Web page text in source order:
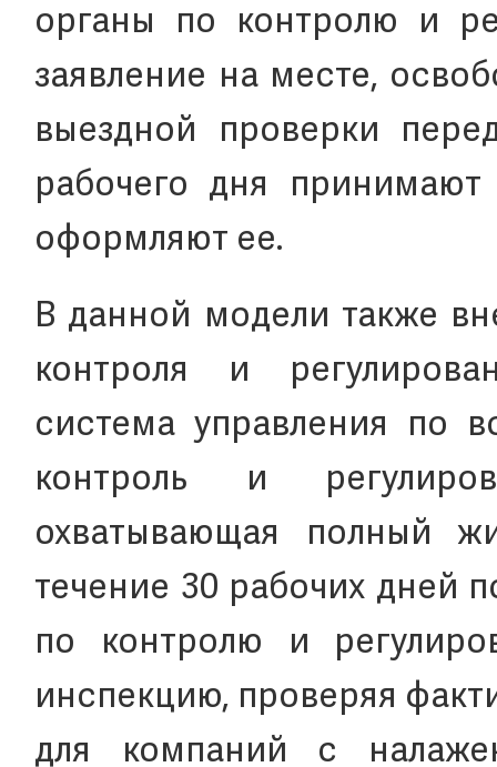
органы по контролю и
заявление на месте,
выездной проверки
рабочего дня
оформляют ее.
В данной модели также
контроля и
система управления по
контроль и
охватывающая полный
течение 30 рабочих дней
по контролю и
инспекцию, проверяя
для компаний с